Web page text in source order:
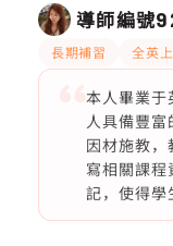
導師編號
長期補習 全英
本人畢業于
人具備豐
因材施教
寫相關課
記，使得學